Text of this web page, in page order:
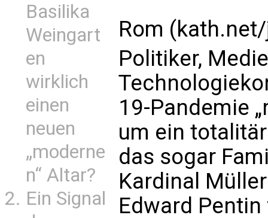
Basilika
Weingart
en
wirklich
einen
neuen
„moderne
n“ Altar?
Ein Signal
Rom
Politiker,
19-Pandemie
um ein
das sogar
Kardinal
Edward